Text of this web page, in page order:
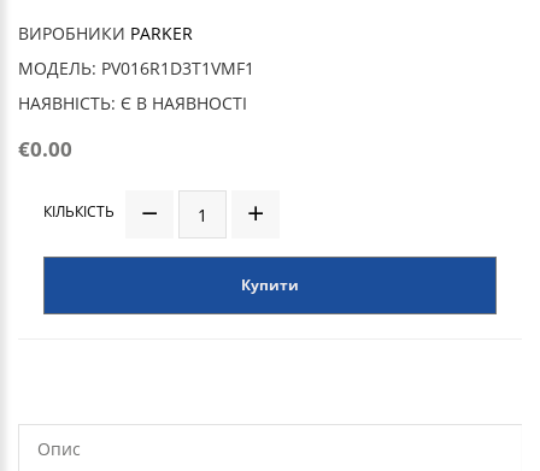
ВИРОБНИКИ PARKER
МОДЕЛЬ: PV016R1D3T1VMF1
НАЯВНІСТЬ: Є В НАЯВНОСТІ
€0.00
КІЛЬКІСТЬ
Купити
Опис